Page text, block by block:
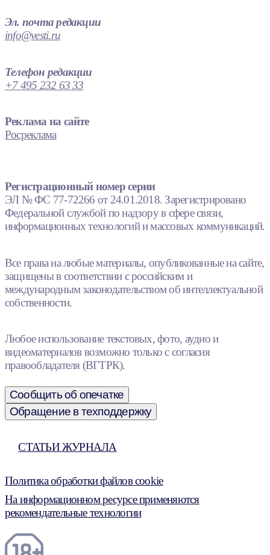
Эл. почта редакции
info@vesti.ru
Телефон редакции
+7 495 232 63 33
Реклама на сайте
Росреклама
Регистрационный номер серии
ЭЛ № ФС 77-72266 от 24.01.2018. Зарегистрировано
Федеральной службой по надзору в сфере связи,
информационных технологий и массовых коммуникаций.
Все права на любые материалы, опубликованные на сайте,
защищены в соответствии с российским и
международным законодательством об интеллектуальной
собственности.
Любое использование текстовых, фото, аудио и
видеоматериалов возможно только с согласия
правообладателя (ВГТРК).
Сообщить об опечатке
Обращение в техподдержку
СТАТЬИ ЖУРНАЛА
Политика обработки файлов cookie
На информационном ресурсе применяются
рекомендательные технологии